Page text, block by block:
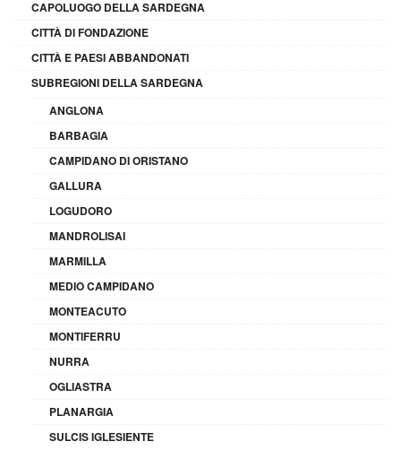
CAPOLUOGO DELLA SARDEGNA
CITTÀ DI FONDAZIONE
CITTÀ E PAESI ABBANDONATI
SUBREGIONI DELLA SARDEGNA
ANGLONA
BARBAGIA
CAMPIDANO DI ORISTANO
GALLURA
LOGUDORO
MANDROLISAI
MARMILLA
MEDIO CAMPIDANO
MONTEACUTO
MONTIFERRU
NURRA
OGLIASTRA
PLANARGIA
SULCIS IGLESIENTE